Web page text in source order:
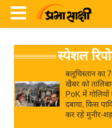
News
Hindi
Hindi
ब
र
स्पेशल
बलूचिस्तान का
खैबर को
PoK में
दबाया, किस
कर रहे मुनीर-